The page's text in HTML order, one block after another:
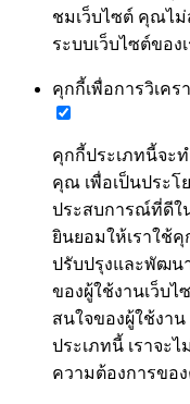
ชมเว็บไซต์ คุณไ
ระบบเว็บไซต์ของ
คุกกี้เพื่อการวิเค
คุกกี้ประเภทนี้จะ
คุณ เพื่อเป็นประโ
ประสบการณ์ที่ดีใ
ยินยอมให้เราใช้คุ
ปรับปรุงและพัฒน
ของผู้ใช้งานเว็บ
สนใจของผู้ใช้งา
ประเภทนี้ เราจะ
ความต้องการขอ